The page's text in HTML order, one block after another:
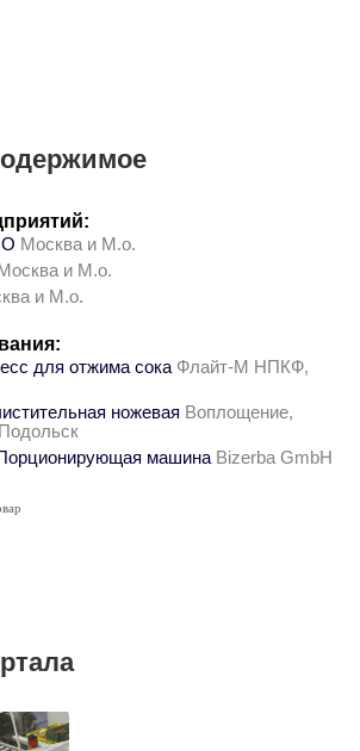
Москва и М.о.
Москва и М.о.
и М.о.
для отжима сока Флайт-М НПКФ,
ножевая Воплощение,
машина Bizerba GmbH